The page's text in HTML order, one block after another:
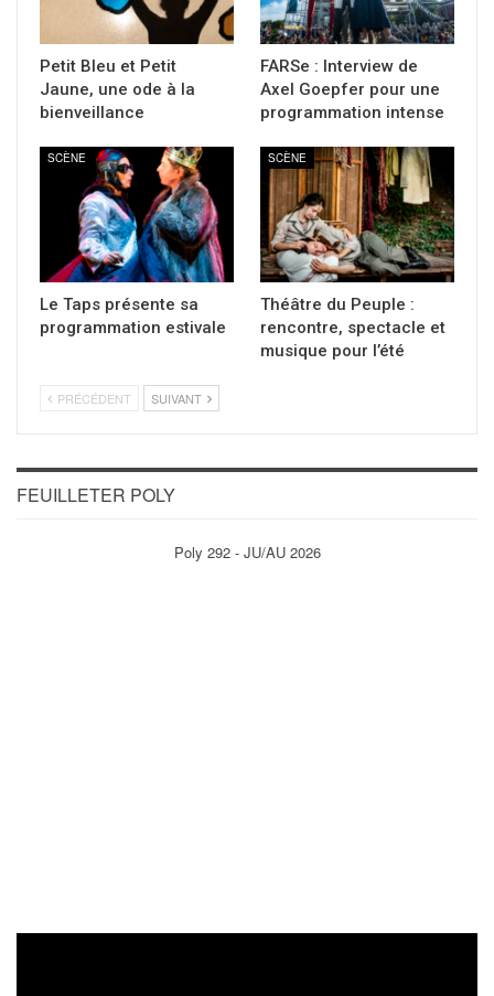
Petit Bleu et Petit
Jaune, une ode à la
bienveillance
FARSe : Interview de
Axel Goepfer pour une
programmation intense
SCÈNE
Le Taps présente sa
programmation estivale
SCÈNE
Théâtre du Peuple :
rencontre, spectacle et
musique pour l’été
PRÉCÉDENT SUIVANT
FEUILLETER POLY
Poly 292 - JU/AU 2026